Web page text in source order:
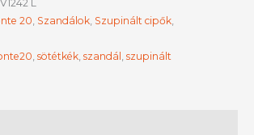
L
20, Szandálok, Szupinált cipők,
, sötétkék, szandál , szupinált